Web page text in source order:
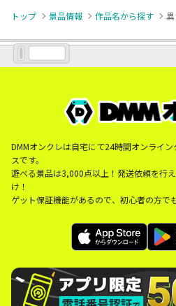
トップ 景品情報 作品名から探す
DMMオンクレは自宅にて24時間オンライ
スです。
遊べる景品は3,000点以上！発送依頼を行
け！
ゲット保証機能があるので、初心者の方で